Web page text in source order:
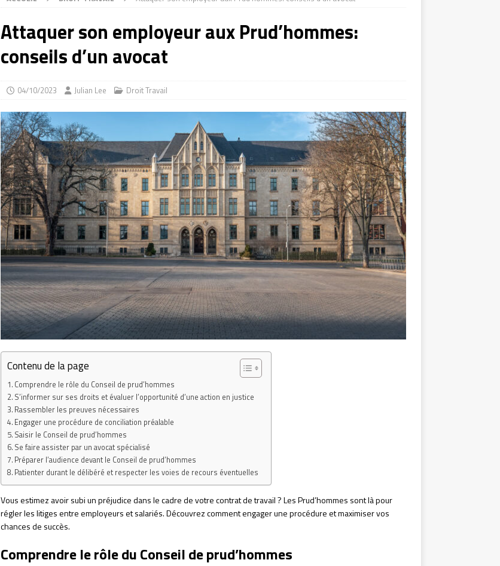
Attaquer son employeur aux Prud’hommes:
conseils d’un avocat
04/10/2023 Julian Lee Droit Travail
Contenu de la page
Comprendre le rôle du Conseil de prud’hommes
S’informer sur ses droits et évaluer l’opportunité d’une action en justice
Rassembler les preuves nécessaires
Engager une procédure de conciliation préalable
Saisir le Conseil de prud’hommes
Se faire assister par un avocat spécialisé
Préparer l’audience devant le Conseil de prud’hommes
Patienter durant le délibéré et respecter les voies de recours éventuelles
Vous estimez avoir subi un préjudice dans le cadre de votre contrat de travail ? Les Prud’hommes sont là pour
régler les litiges entre employeurs et salariés. Découvrez comment engager une procédure et maximiser vos
chances de succès.
Comprendre le rôle du Conseil de prud’hommes